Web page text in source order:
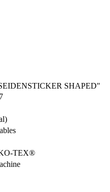
SHAPED"
TEX®